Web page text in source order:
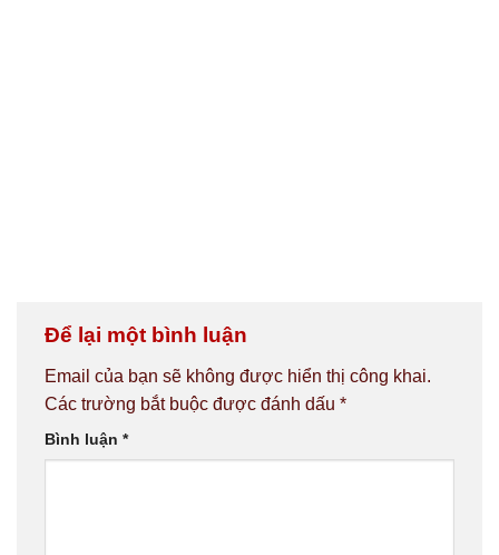
Để lại một bình luận
Email của bạn sẽ không được hiển thị công khai.
Các trường bắt buộc được đánh dấu *
Bình luận *